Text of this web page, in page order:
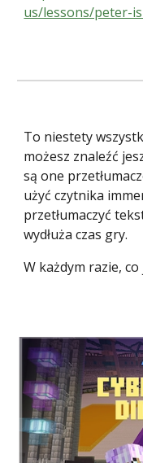
us/lessons/peter-
To niestety
możesz znaleźć
są one
użyć czytnika
przetłumaczyć
wydłuża czas gry.
W każdym razie, co